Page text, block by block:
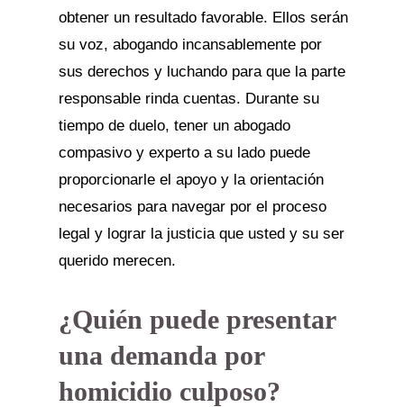
obtener un resultado favorable. Ellos serán
su voz, abogando incansablemente por
sus derechos y luchando para que la parte
responsable rinda cuentas. Durante su
tiempo de duelo, tener un abogado
compasivo y experto a su lado puede
proporcionarle el apoyo y la orientación
necesarios para navegar por el proceso
legal y lograr la justicia que usted y su ser
querido merecen.
¿Quién puede presentar
una demanda por
homicidio culposo?